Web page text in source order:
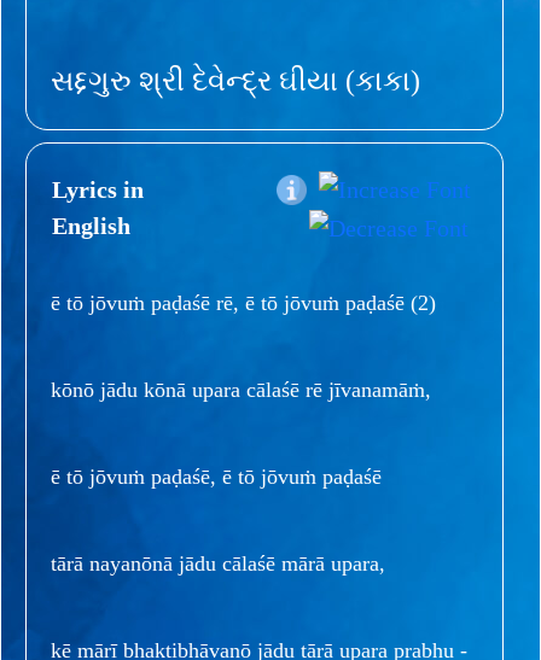
સદ્દગુરુ શ્રી દેવેન્દ્ર ઘીયા (કાકા)
Lyrics in
English
ē tō jōvuṁ paḍaśē rē, ē tō jōvuṁ paḍaśē (2)
kōnō jādu kōnā upara cālaśē rē jīvanamāṁ,
ē tō jōvuṁ paḍaśē, ē tō jōvuṁ paḍaśē
tārā nayanōnā jādu cālaśē mārā upara,
kē mārī bhaktibhāvanō jādu tārā upara prabhu -